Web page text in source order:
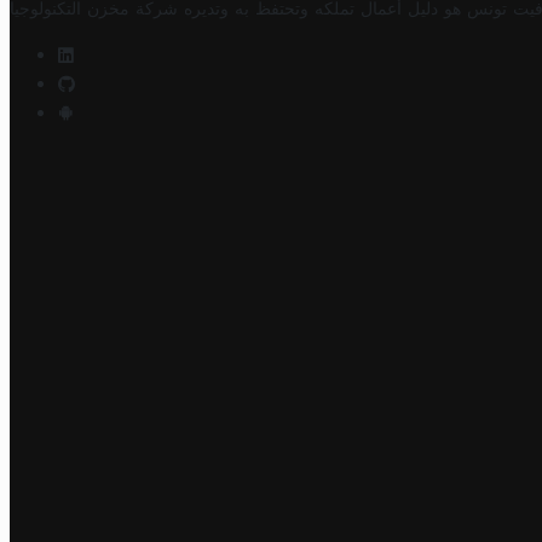
تونس هو دليل أعمال تملكه وتحتفظ به وتديره شركة مخزن التكنولوجيا